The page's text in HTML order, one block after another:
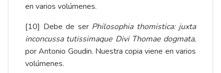
en varios volúmenes.
[10] Debe de ser Philosophia thomistica: juxta
inconcussa tutissimaque Divi Thomae dogmata,
por Antonio Goudin. Nuestra copia viene en varios
volúmenes.